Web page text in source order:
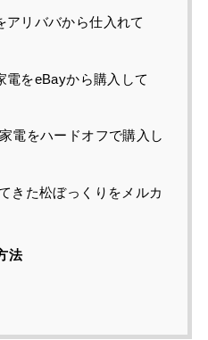
リババから仕入れて
電をeBayから購入して
電をハードオフで購入し
きた松ぼっくりをメルカ
法